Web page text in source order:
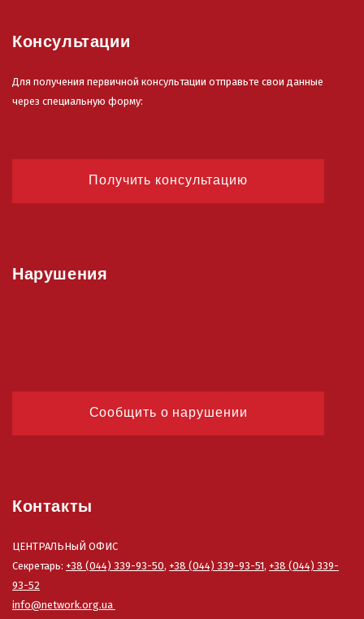
Консультации
Для получения первичной консультации отправьте свои данные
через специальную форму:
Получить консультацию
Нарушения
Сообщить о нарушении
Контакты
ЦЕНТРАЛЬНыЙ ОФИС
Секретарь: +38 (044) 339-93-50, +38 (044) 339-93-51, +38 (044) 339-
93-52
info@network.org.ua